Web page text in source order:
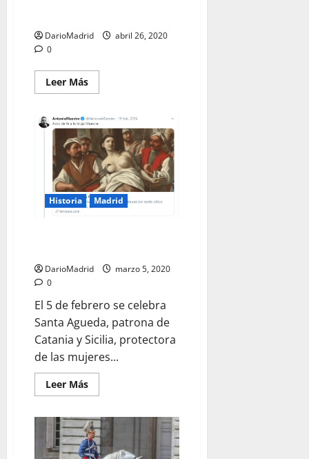
DarioMadrid
abril 26, 2020
0
Leer MásLeer
más
La
Diosa
Cibeles
en
Madrid
Historia Madrid
DarioMadrid
marzo 5, 2020
0
El 5 de febrero se celebra
Santa Agueda, patrona de
Catania y Sicilia, protectora
de las mujeres...
Leer MásLeer
más
Santa
Agueda
y
el